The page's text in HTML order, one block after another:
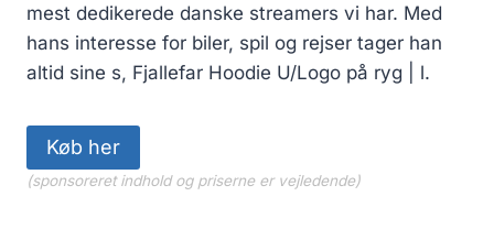
mest dedikerede danske streamers vi har. Med
hans interesse for biler, spil og rejser tager han
altid sine s, Fjallefar Hoodie U/Logo på ryg | l.
Køb her
(sponsoreret indhold og priserne er vejledende)